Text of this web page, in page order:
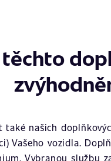
také našich
Vašeho vozidla.
Vybranou službu